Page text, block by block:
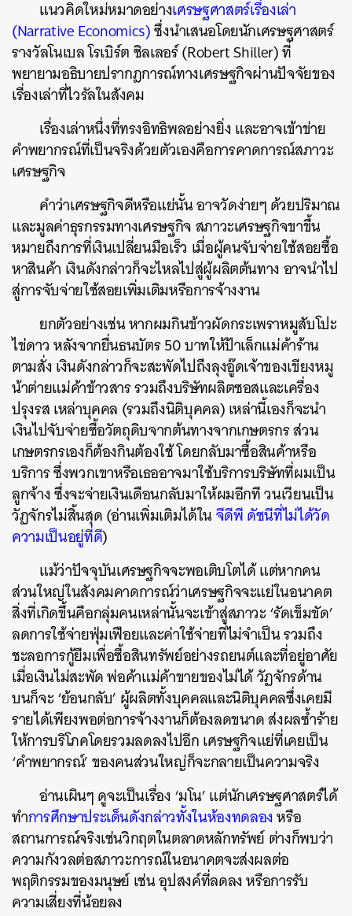
แนวคิดใหม่หมาดอย่างเศรษฐศาสตร์เรื่องเล่า
(Narrative Economics)ซึ่งนำเสนอโดยนักเศรษฐศาสตร์
รางวัลโนเบล โรเบิร์ต ชิลเลอร์ (Robert Shiller) ที่
พยายามอธิบายปรากฎการณ์ทางเศรษฐกิจผ่านปัจจัยของ
เรื่องเล่าที่ไวรัลในสังคม
เรื่องเล่าหนึ่งที่ทรงอิทธิพลอย่างยิ่ง และอาจเข้าข่าย
คำพยากรณ์ที่เป็นจริงด้วยตัวเองคือการคาดการณ์สภาวะ
เศรษฐกิจ
คำว่าเศรษฐกิจดีหรือแย่นั้น อาจวัดง่ายๆ ด้วยปริมาณ
และมูลค่าธุรกรรมทางเศรษฐกิจ สภาวะเศรษฐกิจขาขึ้น
หมายถึงการที่เงินเปลี่ยนมือเร็ว เมื่อผู้คนจับจ่ายใช้สอยซื้อ
หาสินค้า เงินดังกล่าวก็จะไหลไปสู่ผู้ผลิตต้นทาง อาจนำไป
สู่การจับจ่ายใช้สอยเพิ่มเติมหรือการจ้างงาน
ยกตัวอย่างเช่น หากผมกินข้าวผัดกระเพราหมูสับโปะ
ไข่ดาว หลังจากยื่นธนบัตร 50 บาทให้ป้าเล็กแม่ค้าร้าน
ตามสั่ง เงินดังกล่าวก็จะสะพัดไปถึงลุงอู๊ดเจ้าของเขียงหมู
น้าต่ายแม่ค้าข้าวสาร รวมถึงบริษัทผลิตซอสและเครื่อง
ปรุงรส เหล่าบุคคล (รวมถึงนิติบุคคล) เหล่านี้เองก็จะนำ
เงินไปจับจ่ายซื้อวัตถุดิบจากต้นทางจากเกษตรกร ส่วน
เกษตรกรเองก็ต้องกินต้องใช้ โดยกลับมาซื้อสินค้าหรือ
บริการ ซึ่งพวกเขาหรือเธออาจมาใช้บริการบริษัทที่ผมเป็น
ลูกจ้าง ซึ่งจะจ่ายเงินเดือนกลับมาให้ผมอีกที วนเวียนเป็น
วัฏจักรไม่สิ้นสุด (อ่านเพิ่มเติมได้ในจีดีพี ดัชนีที่ไม่ได้วัด
ความเป็นอยู่ที่ดี)
แม้ว่าปัจจุบันเศรษฐกิจจะพอเติบโตได้ แต่หากคน
ส่วนใหญ่ในสังคมคาดการณ์ว่าเศรษฐกิจจะแย่ในอนาคต
สิ่งที่เกิดขึ้นคือกลุ่มคนเหล่านั้นจะเข้าสู่สภาวะ ‘รัดเข็มขัด’
ลดการใช้จ่ายฟุ่มเฟือยและค่าใช้จ่ายที่ไม่จำเป็น รวมถึง
ชะลอการกู้ยืมเพื่อซื้อสินทรัพย์อย่างรถยนต์และที่อยู่อาศัย
เมื่อเงินไม่สะพัด พ่อค้าแม่ค้าขายของไม่ได้ วัฏจักรด้าน
บนก็จะ ‘ย้อนกลับ’ ผู้ผลิตทั้งบุคคลและนิติบุคคลซึ่งเคยมี
รายได้เพียงพอต่อการจ้างงานก็ต้องลดขนาด ส่งผลซ้ำร้าย
ให้การบริโภคโดยรวมลดลงไปอีก เศรษฐกิจแย่ที่เคยเป็น
‘คำพยากรณ์’ ของคนส่วนใหญ่ก็จะกลายเป็นความจริง
อ่านเผินๆ ดูจะเป็นเรื่อง ‘มโน’ แต่นักเศรษฐศาสตร์ได้
ทำการศึกษาประเด็นดังกล่าวทั้งในห้องทดลองหรือ
สถานการณ์จริงเช่นวิกฤตในตลาดหลักทรัพย์ ต่างก็พบว่า
ความกังวลต่อสภาวะการณ์ในอนาคตจะส่งผลต่อ
พฤติกรรมของมนุษย์ เช่น อุปสงค์ที่ลดลง หรือการรับ
ความเสี่ยงที่น้อยลง